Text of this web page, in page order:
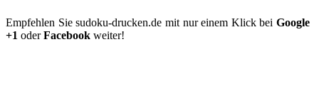
Empfehlen Sie sudoku-drucken.de mit nur einem Klick bei Google
+1 oderFacebook weiter!